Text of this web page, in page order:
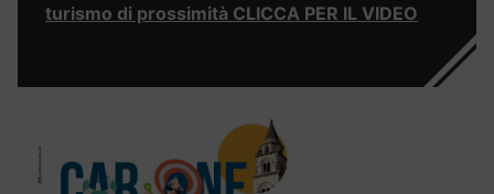
turismo di prossimità CLICCA PER IL VIDEO